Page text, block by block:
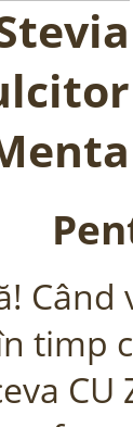
Când
timp
CU